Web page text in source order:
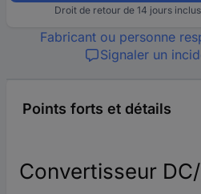
Droit de retour de 14 jours
Fabricant ou personne
Signaler un
Points forts et détails
Convertisseur